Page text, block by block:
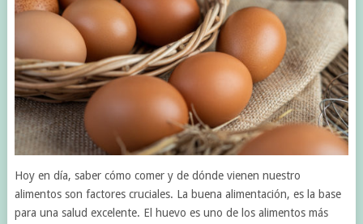
Hoy en día, saber cómo comer y de dónde vienen nuestro
alimentos son factores cruciales. La buena alimentación, es la base
para una salud excelente. El huevo es uno de los alimentos más